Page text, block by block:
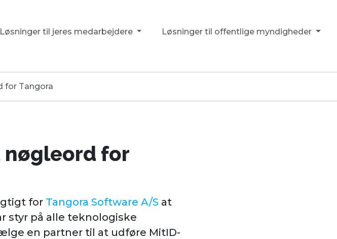
Løsninger til jeres medarbejdere Løsninger til offentlige myndigheder
for Tangora
for
for Tangora Software A/S at
styr på alle teknologiske
en partner til at udføre MitID-